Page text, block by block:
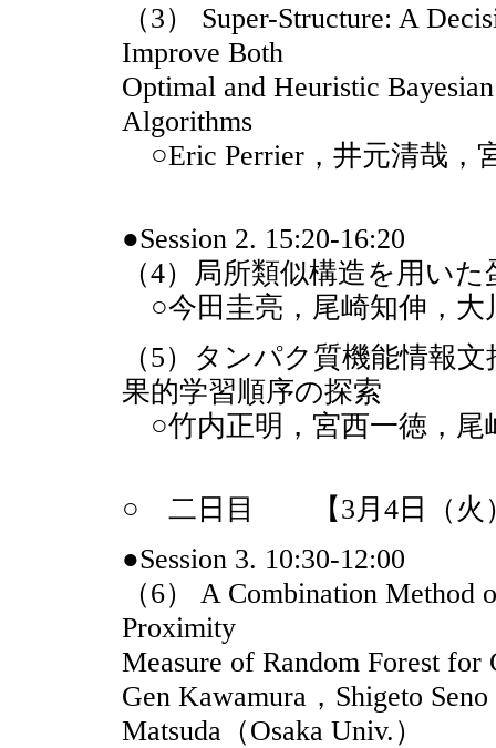
（3） Super-Structure: A
Improve Both
Optimal and Heuristic
Algorithms
○Eric Perrier，井元清哉
●Session 2. 15:20-16:20
（4）局所類似構造を用い
○今田圭亮，尾崎知伸，大
（5）タンパク質機能情報
果的学習順序の探索
○竹内正明，宮西一徳，尾
○ 二日目 【3月4日（火）
●Session 3. 10:30-12:00
（6） A Combination Method
Proximity
Measure of Random Forest
Gen Kawamura，Shigeto
Matsuda（Osaka Univ.）